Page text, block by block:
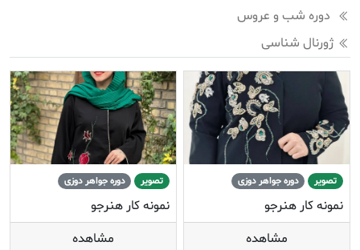
دوره شب و عروس
ژورنال شناسی
تصویر دوره جواهر دوزی
نمونه کار هنرجو
مشاهده
تصویر دوره جواهر دوزی
نمونه کار هنرجو
مشاهده